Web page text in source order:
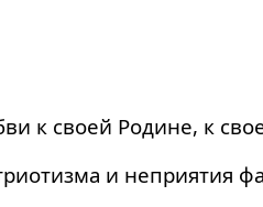
к своей Родине, к
и неприятия